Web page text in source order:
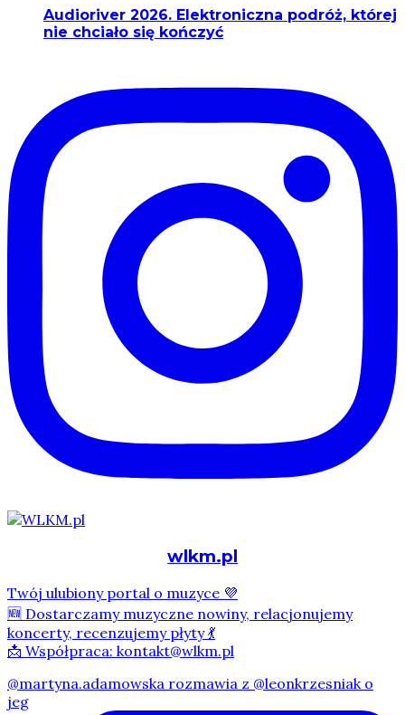
Audioriver 2026. Elektroniczna podróż, której
nie chciało się kończyć
wlkm.pl
Twój ulubiony portal o muzyce 💜
🆕 Dostarczamy muzyczne nowiny, relacjonujemy
koncerty, recenzujemy płyty 💃
📩 Współpraca: kontakt@wlkm.pl
@martyna.adamowska rozmawia z @leonkrzesniak o
jeg